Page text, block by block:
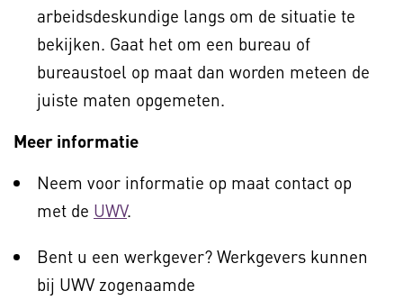
arbeidsdeskundige langs om de situatie te
bekijken. Gaat het om een bureau of
bureaustoel op maat dan worden meteen de
juiste maten opgemeten.
Meer informatie
Neem voor informatie op maat contact op
met de UWV.
Bent u een werkgever? Werkgevers kunnen
bij UWV zogenaamde